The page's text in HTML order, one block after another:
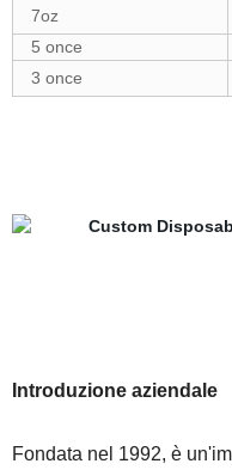
7oz
5 once
3 once
Introduzione aziendale
Fondata nel 1992, è